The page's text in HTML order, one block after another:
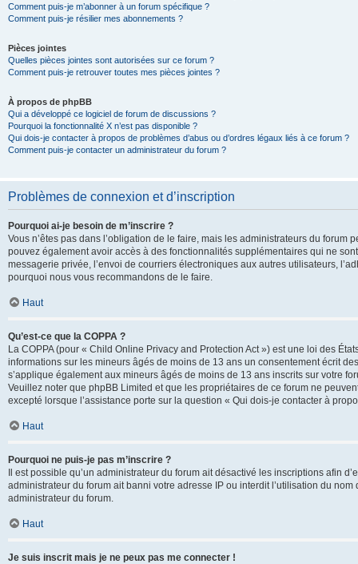
Comment puis-je m’abonner à un forum spécifique ?
Comment puis-je résilier mes abonnements ?
Pièces jointes
Quelles pièces jointes sont autorisées sur ce forum ?
Comment puis-je retrouver toutes mes pièces jointes ?
À propos de phpBB
Qui a développé ce logiciel de forum de discussions ?
Pourquoi la fonctionnalité X n’est pas disponible ?
Qui dois-je contacter à propos de problèmes d’abus ou d’ordres légaux liés à ce forum ?
Comment puis-je contacter un administrateur du forum ?
Problèmes de connexion et d’inscription
Pourquoi ai-je besoin de m’inscrire ?
Vous n’êtes pas dans l’obligation de le faire, mais les administrateurs du
pouvez également avoir accès à des fonctionnalités supplémentaires qui ne
messagerie privée, l’envoi de courriers électroniques aux autres utilisateurs,
pourquoi nous vous recommandons de le faire.
Haut
Qu’est-ce que la COPPA ?
La COPPA (pour « Child Online Privacy and Protection Act ») est une loi des
informations sur les mineurs âgés de moins de 13 ans un consentement écrit
s’applique également aux mineurs âgés de moins de 13 ans inscrits sur votre
Veuillez noter que phpBB Limited et que les propriétaires de ce forum ne
excepté lorsque l’assistance porte sur la question « Qui dois-je contacter à
Haut
Pourquoi ne puis-je pas m’inscrire ?
Il est possible qu’un administrateur du forum ait désactivé les inscriptions afin
administrateur du forum ait banni votre adresse IP ou interdit l’utilisation du
administrateur du forum.
Haut
Je suis inscrit mais je ne peux pas me connecter !